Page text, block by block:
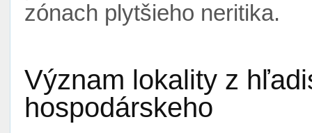
zónach plytšieho neritika.
Význam lokality z
hospodárskeho